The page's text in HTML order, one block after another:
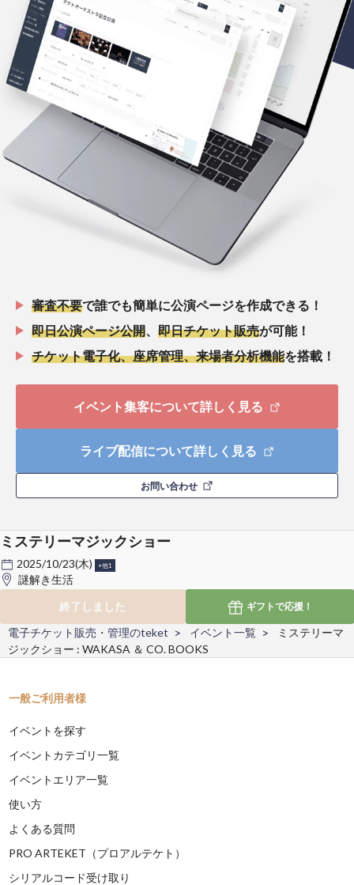
審査不要で誰でも簡単に公演ページを作成できる！
即日公演ページ公開
即日チケット販売が可能！
チケット電子化、座席管理、来場者分析機能を搭載！
イベント集客について詳しく見る
ライブ配信について詳しく見る
お問い合わせ
ミステリーマジックショー
2025/10/23(木) +他1
謎解き生活
終了しました
ギフトで応援！
電子チケット販売・管理のteket イベント一覧
ミステリーマ
ジックショー : WAKASA ＆ CO. BOOKS
一般ご利用者様
イベントを探す
イベントカテゴリ一覧
イベントエリア一覧
使い方
よくある質問
PRO ARTEKET（プロアルテケト）
シリアルコード受け取り